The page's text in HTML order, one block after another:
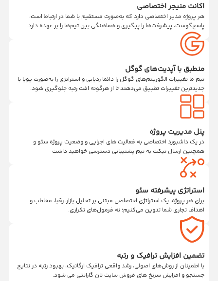
اکانت منیجر اختصاصی
هر پروژه مدیر اختصاصی دارد که به‌صورت مستقیم با شما در ارتباط است،
پاسخ‌گوست، پیشرفت‌ها را پیگیری و هماهنگی بین تیم‌ها را بر عهده دارد.
منطبق با آپدیت‌های گوگل
تیم ما تغییرات الگوریتم‌های گوگل را دائما ردیابی و استراتژی را به‌صورت پویا با
جدیدترین تغییرات تطبیق می‌دهند تا از هرگونه افت رتبه جلوگیری شود.
پنل مدیریت پروژه
در یک داشبورد اختصاصی به فعالیت های اجرایی و وضعیت پروژه سئو و
همچنین ارسال تیکت به تیم پشتیبانی دسترسی خواهید داشت
استراتژی پیشرفته سئو
برای هر پروژه، یک استراتژی اختصاصی مبتنی بر تحلیل بازار، رقبا، مخاطب و
اهداف تجاری شما تدوین می‌کنیم؛ نه فرمول‌های تکراری.
تضمین افزایش ترافیک و رتبه
با اطمینان از روش‌های اصولی، رشد واقعی ترافیک ارگانیک، بهبود رتبه در نتایج
جستجو و افزایش سرنخ های فروش سایت تان گارانتی می شود.